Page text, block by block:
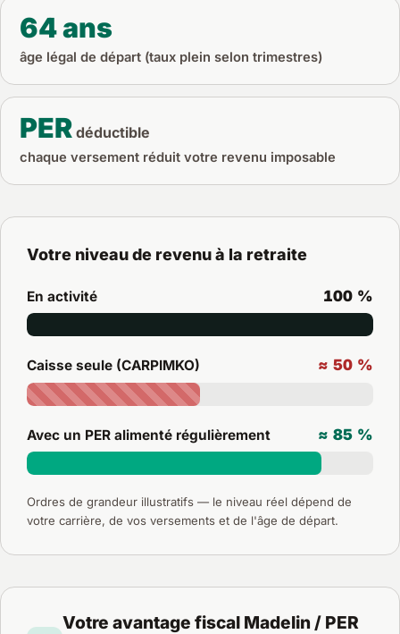
64 ans
âge légal de départ (taux plein selon trimestres)
PERdéductible
chaque versement réduit votre revenu imposable
Votre niveau de revenu à la retraite
En activité 100 %
Caisse seule (CARPIMKO) ≈ 50 %
Avec un PER alimenté régulièrement ≈ 85 %
Ordres de grandeur illustratifs — le niveau réel dépend de
votre carrière, de vos versements et de l'âge de départ.
Votre avantage fiscal Madelin / PER